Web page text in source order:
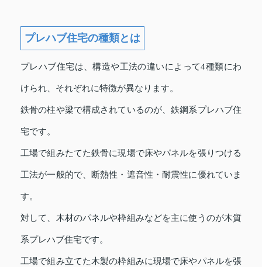
プレハブ住宅の種類とは
プレハブ住宅は、構造や工法の違いによって4種類にわ
けられ、それぞれに特徴が異なります。
鉄骨の柱や梁で構成されているのが、鉄鋼系プレハブ住
宅です。
工場で組みたてた鉄骨に現場で床やパネルを張りつける
工法が一般的で、断熱性・遮音性・耐震性に優れていま
す。
対して、木材のパネルや枠組みなどを主に使うのが木質
系プレハブ住宅です。
工場で組み立てた木製の枠組みに現場で床やパネルを張